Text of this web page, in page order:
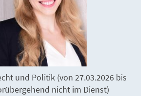
und Politik (von 27.03.2026 bis
nicht im Dienst)